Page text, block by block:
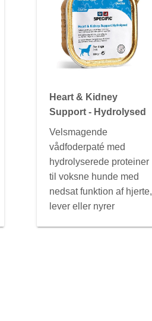
Heart & Kidney
Support - Hydrolysed
Velsmagende
vådfoderpaté med
hydrolyserede proteiner
til voksne hunde med
nedsat funktion af hjerte,
lever eller nyrer